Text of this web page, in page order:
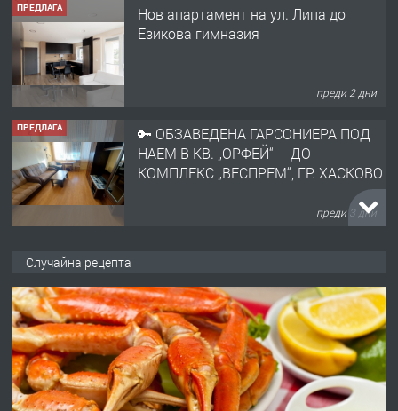
ПРЕДЛАГА
Нов апартамент на ул. Липа до
Езикова гимназия
преди 2 дни
ПРЕДЛАГА
🔑 ОБЗАВЕДЕНА ГАРСОНИЕРА ПОД
НАЕМ В КВ. „ОРФЕЙ“ – ДО
КОМПЛЕКС „ВЕСПРЕМ“, ГР. ХАСКОВО
преди 3 дни
АПАРТАМЕНТ В ЦЕНТЪРА НА ГР.
ХАСКОВО
преди 4 дни
ПРЕДЛАГА Давам гараж под наем
Случайна рецепта